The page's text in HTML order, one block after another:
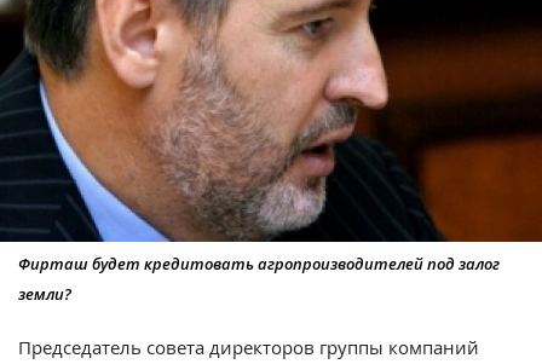
Фирташ будет кредитовать агропроизводителей под залог
земли?
Председатель совета директоров группы компаний